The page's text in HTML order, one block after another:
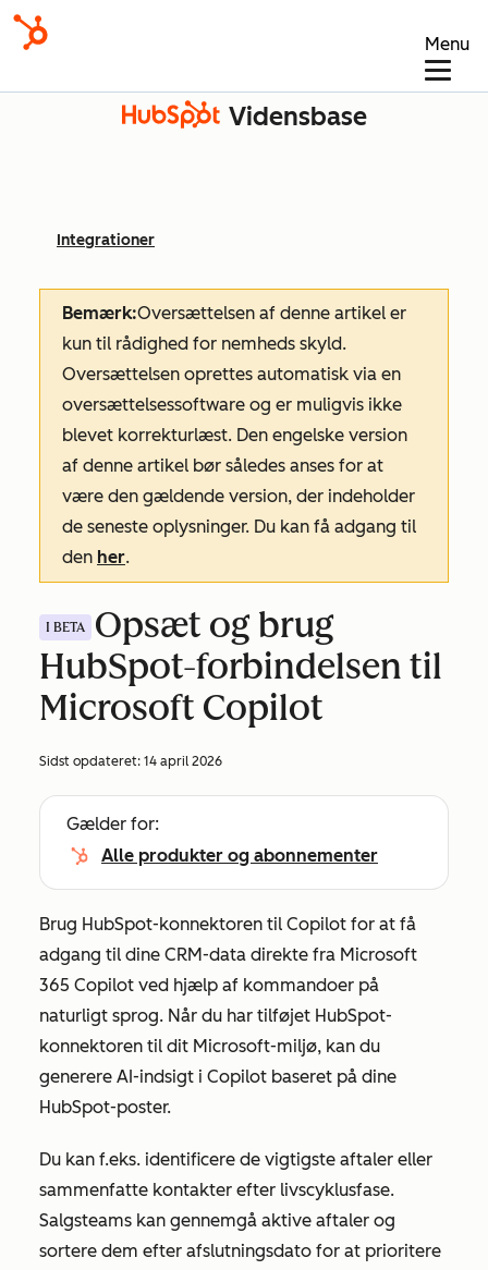
Menu
Vidensbase
Integrationer
Bemærk:Oversættelsen af denne artikel er
kun til rådighed for nemheds skyld.
Oversættelsen oprettes automatisk via en
oversættelsessoftware og er muligvis ikke
blevet korrekturlæst. Den engelske version
af denne artikel bør således anses for at
være den gældende version, der indeholder
de seneste oplysninger. Du kan få adgang til
den her.
I BETA
Opsæt og brug
HubSpot-forbindelsen til
Microsoft Copilot
Sidst opdateret: 14 april 2026
Gælder for:
Alle produkter og abonnementer
Brug HubSpot-konnektoren til Copilot for at få
adgang til dine CRM-data direkte fra Microsoft
365 Copilot ved hjælp af kommandoer på
naturligt sprog. Når du har tilføjet HubSpot-
konnektoren til dit Microsoft-miljø, kan du
generere AI-indsigt i Copilot baseret på dine
HubSpot-poster.
Du kan f.eks. identificere de vigtigste aftaler eller
sammenfatte kontakter efter livscyklusfase.
Salgsteams kan gennemgå aktive aftaler og
sortere dem efter afslutningsdato for at prioritere